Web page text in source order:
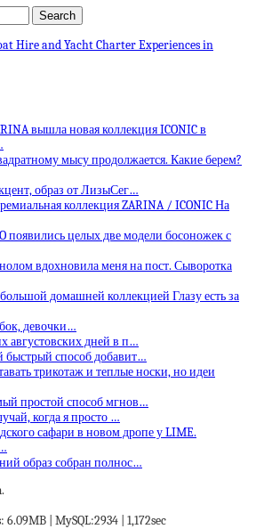
Hire and Yacht Charter Experiences in
вышла новая коллекция ICONIC в
мысу продолжается. Какие берем?
образ от ЛизыСег…
коллекция ZARINA / ICONIC На
появились целых две модели босоножек с
вдохновила меня на пост. Сыворотка
домашней коллекцией Глазу есть за
девочки…
августовских дней в п…
способ добавит…
трикотаж и теплые носки, но идеи
простой способ мгнов…
когда я просто …
сафари в новом дропе у LIME.
образ собран полнос…
6.09MB | MySQL:2934 | 1,172sec